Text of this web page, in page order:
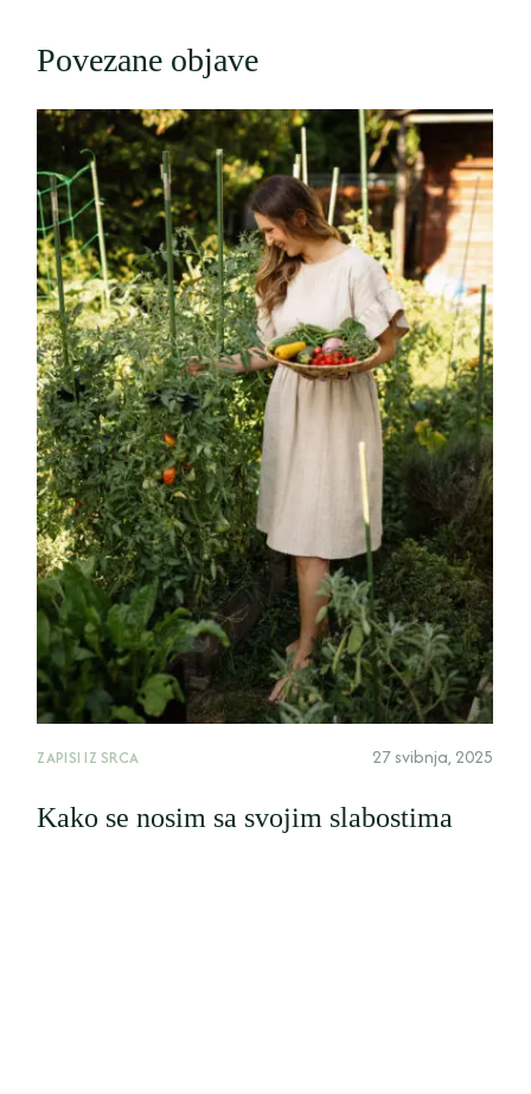
Povezane objave
ZAPISI IZ SRCA 27 svibnja, 2025
Kako se nosim sa svojim slabostima